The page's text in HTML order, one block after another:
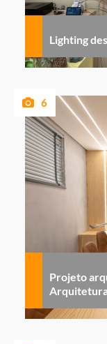
Lighting
6
Projeto